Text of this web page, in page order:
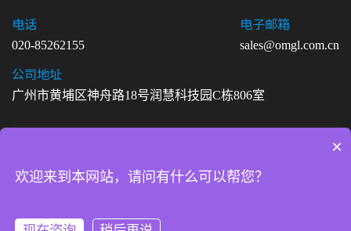
电话
020-85262155
电子邮箱
sales@omgl.com.cn
公司地址
广州市黄埔区神舟路18号润慧科技园C栋806室
Reserved
粤ICP备20029096号-6
×
欢迎来到本网站，请问有什么可以帮您？